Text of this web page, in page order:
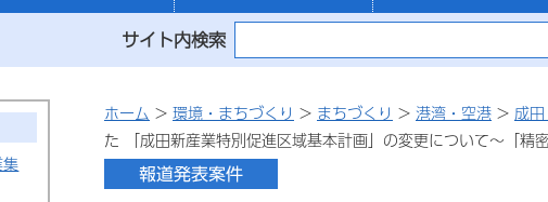
サイト内検索
ホーム > 環境・まちづくり > まちづくり > 港湾・空港 > 成
た 「成田新産業特別促進区域基本計画」の変更について～「